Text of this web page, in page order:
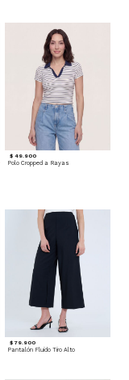
$ 49.900
Polo Cropped a Rayas
$ 79.900
Pantalón Fluido Tiro Alto